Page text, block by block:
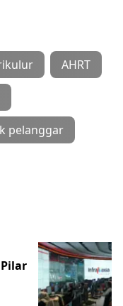
AHRT
pelanggar